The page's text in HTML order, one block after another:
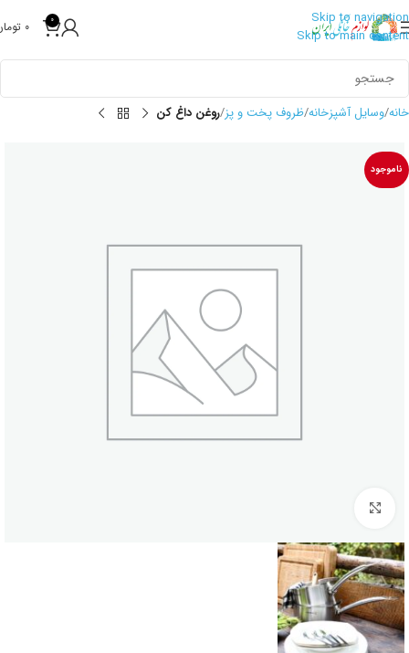
Skip to navigation
Skip to main content
0
0
خانه وسایل آشپزخانه ظروف پخت و پز روغن داغ کن
ناموجود